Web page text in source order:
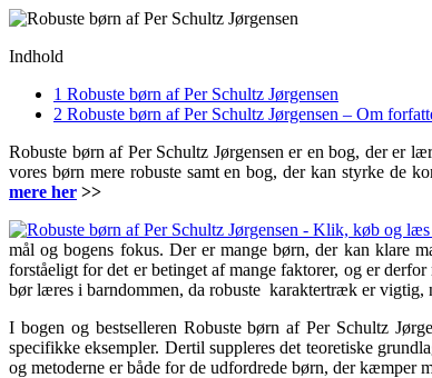
Indhold
1 Robuste børn af Per Schultz Jørgensen
2 Robuste børn af Per Schultz Jørgensen – Om
Robuste børn af Per Schultz Jørgensen er en bog, der er
vores børn mere robuste samt en bog, der kan styrke de
mere her >>
mål og bogens fokus. Der er mange børn, der kan klare
forståeligt for det er betinget af mange faktorer, og er
bør læres i barndommen, da robuste karaktertræk er vigtig,
I bogen og bestselleren Robuste børn af Per Schultz
specifikke eksempler. Dertil suppleres det teoretiske
og metoderne er både for de udfordrede børn, der kæmper